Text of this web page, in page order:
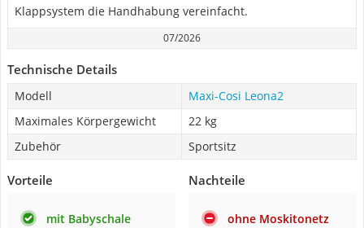
Klappsystem die Handhabung vereinfacht.
07/2026
Technische Details
Modell
Maxi-Cosi Leona2
Maximales Körpergewicht
22 kg
Zubehör
Sportsitz
Vorteile
mit Babyschale
Nachteile
ohne Moskitonetz